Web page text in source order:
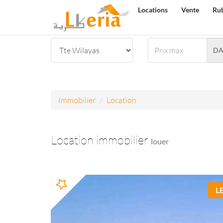
Locations Vente
DA
Immobilier Location
Location immobilier louer